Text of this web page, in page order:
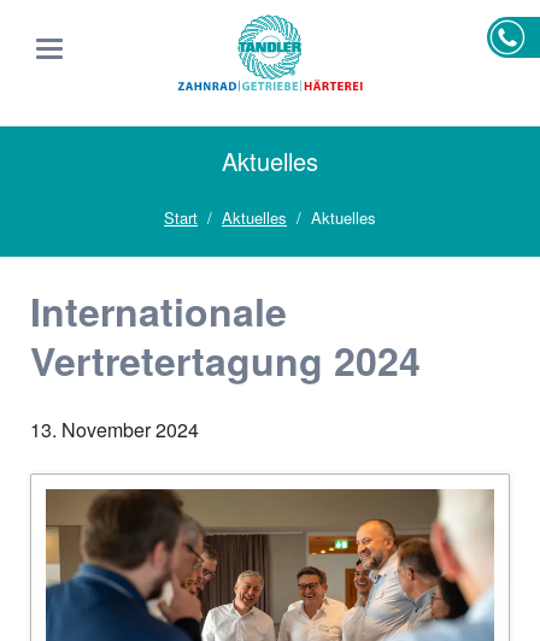
Aktuelles
Start Aktuelles Aktuelles
Internationale
Vertretertagung 2024
13. November 2024